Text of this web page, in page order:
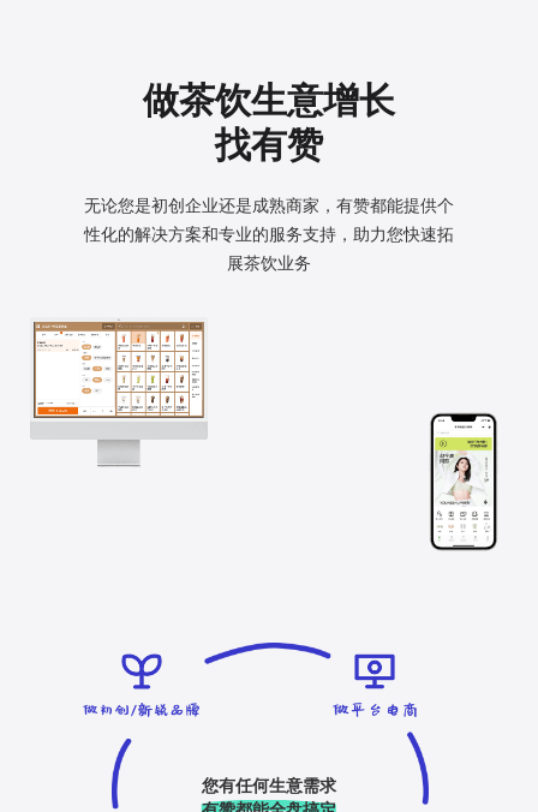
做茶饮生意增长
找有赞
无论您是初创企业还是成熟商家，有赞都能提供个
性化的解决方案和专业的服务支持，助力您快速拓
展茶饮业务
您有任何生意需求